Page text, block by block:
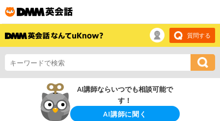
質問する
AI講師ならいつでも相談可能で
す！
AI講師に聞く